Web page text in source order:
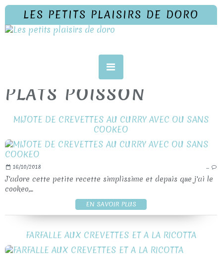
LES PETITS PLAISIRS DE DORO
PLATS POISSON
MIJOTE DE CREVETTES AU CURRY AVEC OU SANS
COOKEO
16/10/2018 …
J'adore cette petite recette simplissime et depuis que j'ai le
cookeo,...
EN SAVOIR PLUS
FARFALLE AUX CREVETTES ET A LA RICOTTA